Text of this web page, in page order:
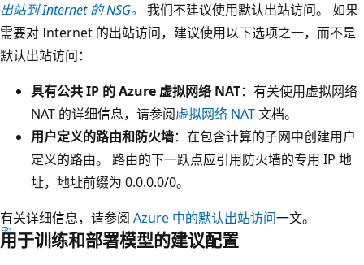
出站到 Internet 的 NSG。
我们不建议使用默认出站访问。 如果
需要对 Internet 的出站访问，建议使用以下选项之一，而不是
默认出站访问：
具有公共 IP 的 Azure 虚拟网络 NAT：有关使用虚拟网络
NAT 的详细信息，请参阅虚拟网络 NAT文档。
用户定义的路由和防火墙：在包含计算的子网中创建用户
定义的路由。 路由的下一跃点应引用防火墙的专用 IP 地
址，地址前缀为 0.0.0.0/0。
有关详细信息，请参阅 Azure 中的默认出站访问一文。
用于训练和部署模型的建议配置